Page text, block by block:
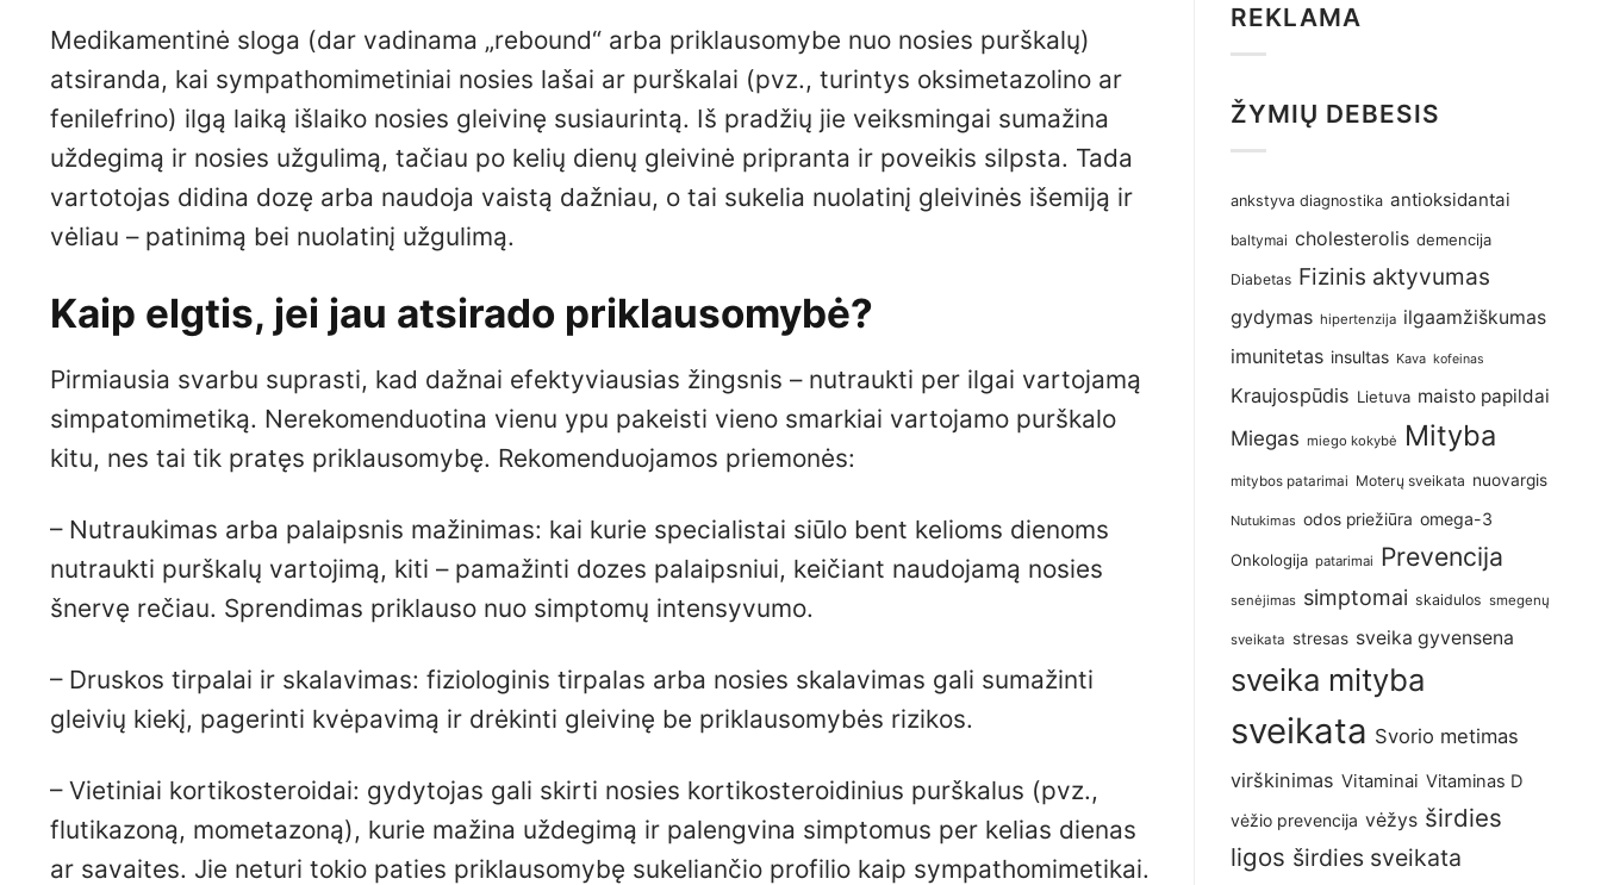
Medikamentinė sloga (dar vadinama „rebound“ arba priklausomybe nuo nosies purškalų)
atsiranda, kai sympathomimetiniai nosies lašai ar purškalai (pvz., turintys oksimetazolino ar
fenilefrino) ilgą laiką išlaiko nosies gleivinę susiaurintą. Iš pradžių jie veiksmingai sumažina
uždegimą ir nosies užgulimą, tačiau po kelių dienų gleivinė pripranta ir poveikis silpsta. Tada
vartotojas didina dozę arba naudoja vaistą dažniau, o tai sukelia nuolatinį gleivinės išemiją ir
vėliau – patinimą bei nuolatinį užgulimą.
Kaip elgtis, jei jau atsirado priklausomybė?
Pirmiausia svarbu suprasti, kad dažnai efektyviausias žingsnis – nutraukti per ilgai vartojamą
simpatomimetiką. Nerekomenduotina vienu ypu pakeisti vieno smarkiai vartojamo purškalo
kitu, nes tai tik pratęs priklausomybę. Rekomenduojamos priemonės:
– Nutraukimas arba palaipsnis mažinimas: kai kurie specialistai siūlo bent kelioms dienoms
nutraukti purškalų vartojimą, kiti – pamažinti dozes palaipsniui, keičiant naudojamą nosies
šnervę rečiau. Sprendimas priklauso nuo simptomų intensyvumo.
– Druskos tirpalai ir skalavimas: fiziologinis tirpalas arba nosies skalavimas gali sumažinti
gleivių kiekį, pagerinti kvėpavimą ir drėkinti gleivinę be priklausomybės rizikos.
– Vietiniai kortikosteroidai: gydytojas gali skirti nosies kortikosteroidinius purškalus (pvz.,
flutikazoną, mometazoną), kurie mažina uždegimą ir palengvina simptomus per kelias dienas
ar savaites. Jie neturi tokio paties priklausomybę sukeliančio profilio kaip sympathomimetikai.
REKLAMA
ŽYMIŲ DEBESIS
ankstyva diagnostika antioksidantai
baltymai cholesterolis demencija
Diabetas Fizinis aktyvumas
gydymas hipertenzija ilgaamžiškumas
imunitetas insultas Kava kofeinas
Kraujospūdis Lietuva maisto papildai
Miegas miego kokybė Mityba
mitybos patarimai Moterų sveikata nuovargis
Nutukimas odos priežiūra omega-3
Onkologija patarimai Prevencija
senėjimas simptomai skaidulos smegenų
sveikata stresas sveika gyvensena
sveika mityba
sveikata Svorio metimas
virškinimas Vitaminai Vitaminas D
vėžio prevencija vėžys širdies
ligos širdies sveikata